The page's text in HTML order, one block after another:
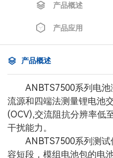
产品概述
产品应用
产品概述
ANBTS7500系列电池
流源和四端法测量锂电池
(OCV),交流阻抗分辨率低
干扰能力。
ANBTS7500系列测试
容短段，模组电池包的电